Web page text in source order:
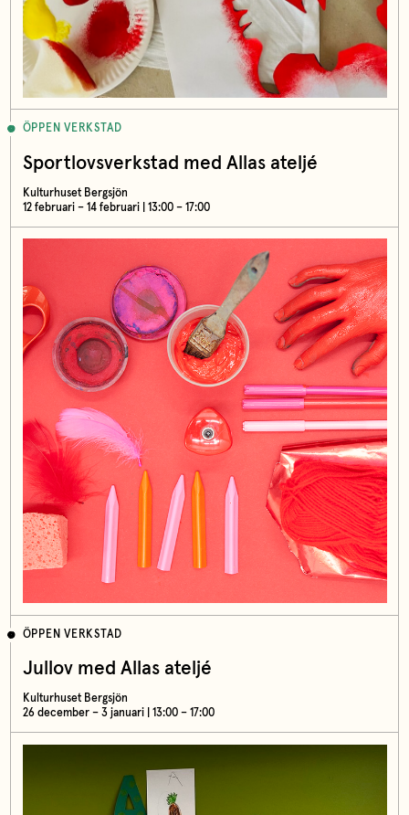
ÖPPEN VERKSTAD
Sportlovsverkstad med Allas ateljé
Kulturhuset Bergsjön
12 februari – 14 februari | 13:00 – 17:00
ÖPPEN VERKSTAD
Jullov med Allas ateljé
Kulturhuset Bergsjön
26 december – 3 januari | 13:00 – 17:00